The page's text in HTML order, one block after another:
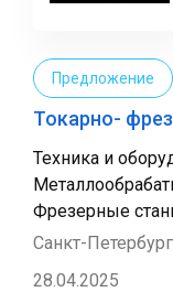
Предложение
Токарно-
Техника и
Фрезерные
Санкт-
28.04.2025